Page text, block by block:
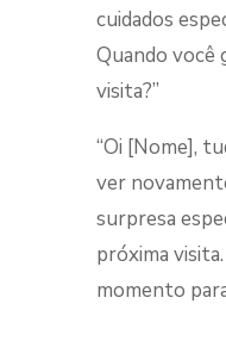
cuidados
Quando você
visita?”
“Oi [Nome],
ver
surpresa
próxima
momento